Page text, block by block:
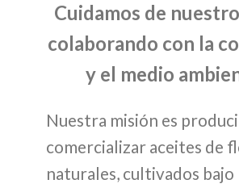
Cuidamos de
colaborando con la
y el medio
Nuestra misión es
comercializar aceites de
naturales, cultivados bajo